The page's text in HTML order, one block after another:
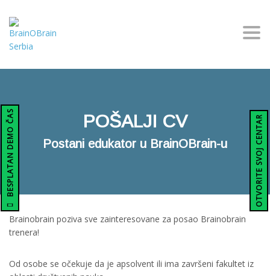
BESPLATAN DEMO ČAS OTVORITE SVOJ CENTAR
POŠALJI CV
Postani edukator u BrainOBrain-u
Brainobrain poziva sve zainteresovane za posao Brainobrain
trenera!
Od osobe se očekuje da je apsolvent ili ima završeni fakultet iz